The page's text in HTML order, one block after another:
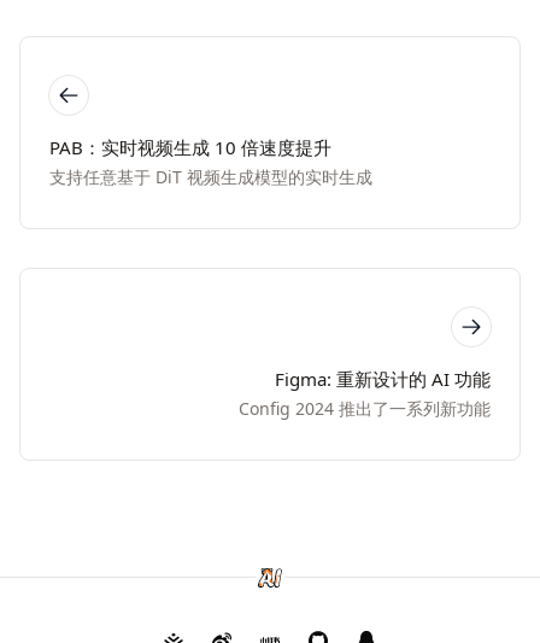
PAB：实时视频生成 10 倍速度提升
支持任意基于 DiT 视频生成模型的实时生成
Figma: 重新设计的 AI 功能
Config 2024 推出了一系列新功能